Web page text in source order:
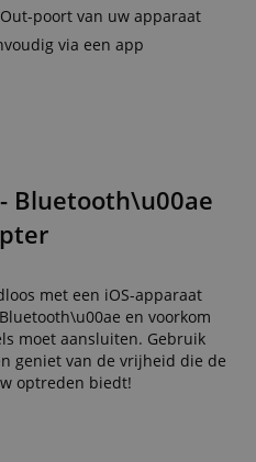
poort van uw apparaat
via een app
Bluetooth\u00ae
met een iOS-apparaat
en voorkom
moet aansluiten. Gebruik
geniet van de vrijheid die de
optreden biedt!